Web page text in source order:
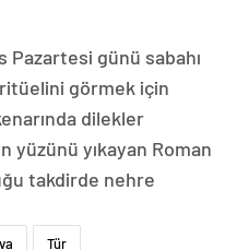
Pazartesi günü sabahı
görmek için
dilekler
yüzünü yıkayan Roman
takdirde nehre
Tür